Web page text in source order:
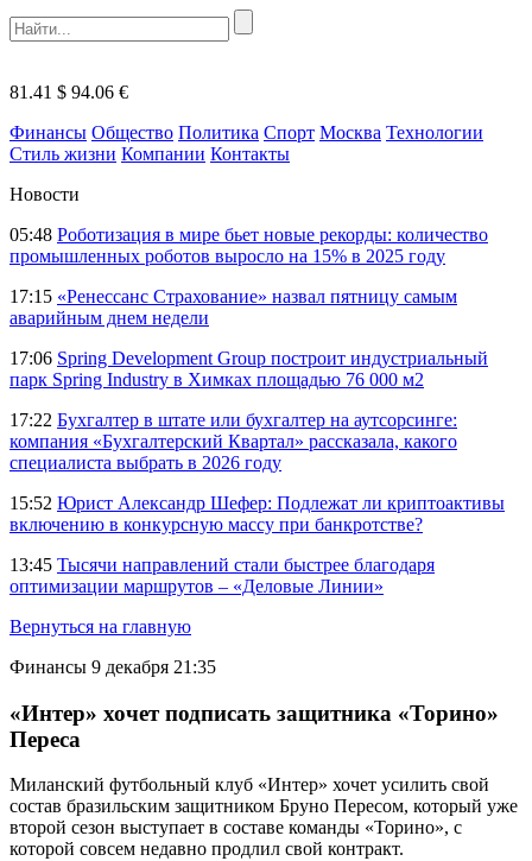
81.41 $ 94.06 €
Финансы Общество Политика Спорт Москва Технологии
Стиль жизни Компании Контакты
Новости
05:48 Роботизация в мире бьет новые рекорды: количество
промышленных роботов выросло на 15% в 2025 году
17:15 «Ренессанс Страхование» назвал пятницу самым
аварийным днем недели
17:06 Spring Development Group построит индустриальный
парк Spring Industry в Химках площадью 76 000 м2
17:22 Бухгалтер в штате или бухгалтер на аутсорсинге:
компания «Бухгалтерский Квартал» рассказала, какого
специалиста выбрать в 2026 году
15:52 Юрист Александр Шефер: Подлежат ли криптоактивы
включению в конкурсную массу при банкротстве?
13:45 Тысячи направлений стали быстрее благодаря
оптимизации маршрутов – «Деловые Линии»
Вернуться на главную
Финансы 9 декабря 21:35
«Интер» хочет подписать защитника «Торино»
Переса
Миланский футбольный клуб «Интер» хочет усилить свой
состав бразильским защитником Бруно Пересом, который уже
второй сезон выступает в составе команды «Торино», с
которой совсем недавно продлил свой контракт.